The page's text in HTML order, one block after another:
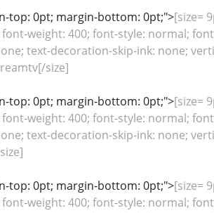
top: 0pt; margin-bottom: 0pt;">[size=
weight: 400; font-style: normal;
text-decoration-skip-ink: none;
size]
top: 0pt; margin-bottom: 0pt;">[size=
weight: 400; font-style: normal;
text-decoration-skip-ink: none;
top: 0pt; margin-bottom: 0pt;">[size=
weight: 400; font-style: normal;